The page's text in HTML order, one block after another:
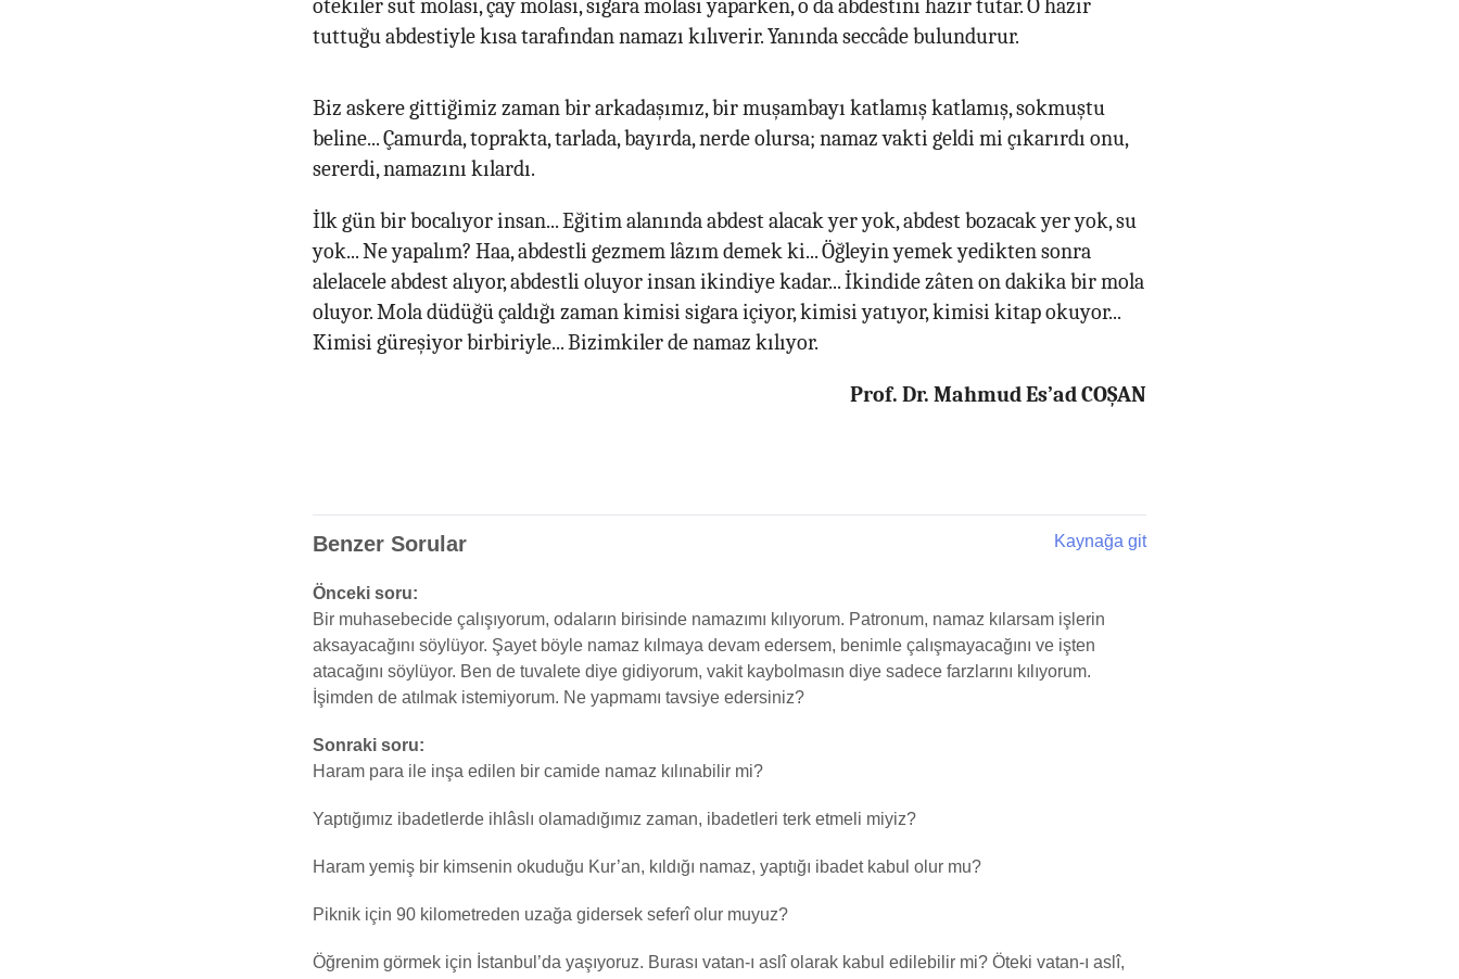
ötekiler süt molası, çay molası, sigara molası yaparken, o da abdestini hazır tutar. O hazır
tuttuğu abdestiyle kısa tarafından namazı kılıverir. Yanında seccâde bulundurur.
Biz askere gittiğimiz zaman bir arkadaşımız, bir muşambayı katlamış katlamış, sokmuştu
beline... Çamurda, toprakta, tarlada, bayırda, nerde olursa; namaz vakti geldi mi çıkarırdı onu,
sererdi, namazını kılardı.
İlk gün bir bocalıyor insan... Eğitim alanında abdest alacak yer yok, abdest bozacak yer yok, su
yok... Ne yapalım? Haa, abdestli gezmem lâzım demek ki... Öğleyin yemek yedikten sonra
alelacele abdest alıyor, abdestli oluyor insan ikindiye kadar... İkindide zâten on dakika bir mola
oluyor. Mola düdüğü çaldığı zaman kimisi sigara içiyor, kimisi yatıyor, kimisi kitap okuyor...
Kimisi güreşiyor birbiriyle... Bizimkiler de namaz kılıyor.
Prof. Dr. Mahmud Es’ad COŞAN
Benzer Sorular Kaynağa git
Önceki soru:
Bir muhasebecide çalışıyorum, odaların birisinde namazımı kılıyorum. Patronum, namaz kılarsam işlerin
aksayacağını söylüyor. Şayet böyle namaz kılmaya devam edersem, benimle çalışmayacağını ve işten
atacağını söylüyor. Ben de tuvalete diye gidiyorum, vakit kaybolmasın diye sadece farzlarını kılıyorum.
İşimden de atılmak istemiyorum. Ne yapmamı tavsiye edersiniz?
Sonraki soru:
Haram para ile inşa edilen bir camide namaz kılınabilir mi?
Yaptığımız ibadetlerde ihlâslı olamadığımız zaman, ibadetleri terk etmeli miyiz?
Haram yemiş bir kimsenin okuduğu Kur’an, kıldığı namaz, yaptığı ibadet kabul olur mu?
Piknik için 90 kilometreden uzağa gidersek seferî olur muyuz?
Öğrenim görmek için İstanbul’da yaşıyoruz. Burası vatan-ı aslî olarak kabul edilebilir mi? Öteki vatan-ı aslî,